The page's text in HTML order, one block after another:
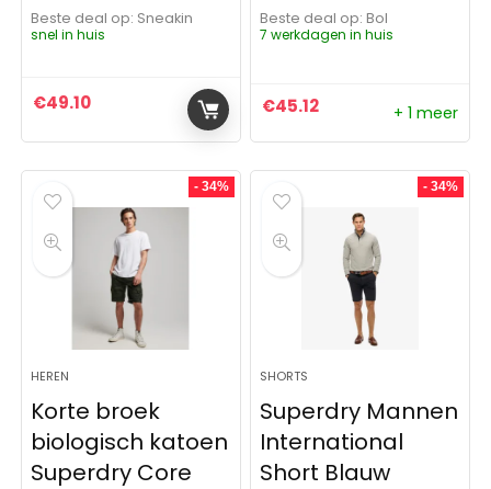
Beste deal op:
Sneakin
snel in huis
€49.10
Beste deal op:
Bol
7 werkdagen in huis
€45.12 + 1 meer
- 34%
HEREN
Korte broek
biologisch katoen
Superdry Core
- 34%
SHORTS
Superdry Mannen
International
Short Blauw